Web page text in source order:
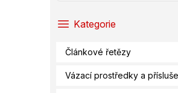
PřeskočitKategorie
Článkové řetězy
Vázací prostředky a